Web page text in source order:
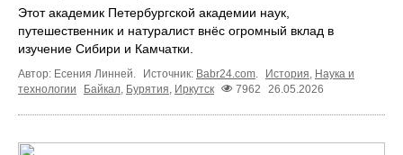
Этот академик Петербургской академии наук,
путешественник и натуралист внёс огромный вклад в
изучение Сибири и Камчатки.
Автор: Есения Линней. Источник: Babr24.com История Наука и
технологии
Байкал Бурятия Иркутск 7962 26.05.2026